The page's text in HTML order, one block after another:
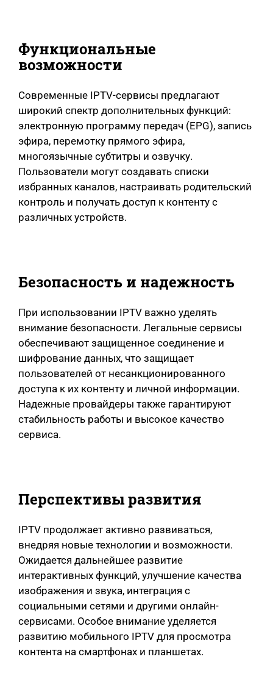
Функциональные
возможности
Современные IPTV-сервисы предлагают
широкий спектр дополнительных функций:
электронную программу передач (EPG), запись
эфира, перемотку прямого эфира,
многоязычные субтитры и озвучку.
Пользователи могут создавать списки
избранных каналов, настраивать родительский
контроль и получать доступ к контенту с
различных устройств.
Безопасность и надежность
При использовании IPTV важно уделять
внимание безопасности. Легальные сервисы
обеспечивают защищенное соединение и
шифрование данных, что защищает
пользователей от несанкционированного
доступа к их контенту и личной информации.
Надежные провайдеры также гарантируют
стабильность работы и высокое качество
сервиса.
Перспективы развития
IPTV продолжает активно развиваться,
внедряя новые технологии и возможности.
Ожидается дальнейшее развитие
интерактивных функций, улучшение качества
изображения и звука, интеграция с
социальными сетями и другими онлайн-
сервисами. Особое внимание уделяется
развитию мобильного IPTV для просмотра
контента на смартфонах и планшетах.